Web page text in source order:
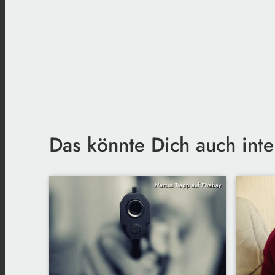
Das könnte Dich auch
Marcus Trapp auf Pixabay